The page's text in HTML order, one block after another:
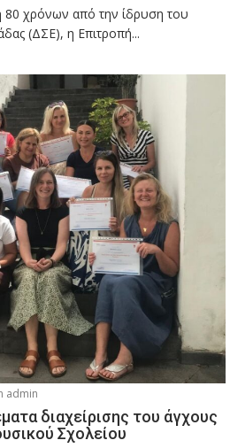
χρόνων από την ίδρυση του
(ΔΣΕ), η Επιτροπή...
admin
διαχείρισης του άγχους
Σχολείου